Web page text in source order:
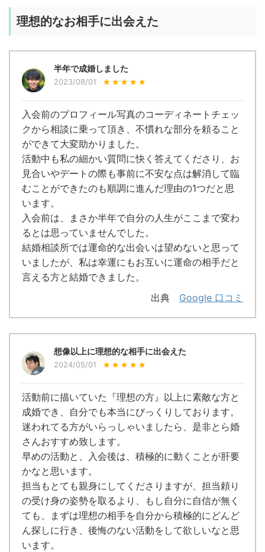
理想的なお相手に出会えた
半年で成婚しました
2023/08/01
入会前のプロフィール写真のコーディネートチェッ
クから相談に乗って頂き、不慣れな部分を頼ること
ができて大変助かりました。
活動中も私の細かい質問に快く答えてくださり、お
見合いやデートの際も事前に不安な点は解消して臨
むことができたのも順調に進んだ理由の1つだと思
います。
入会前は、まさか半年で自分の人生がここまで変わ
るとは思っていませんでした。
結婚相談所では運命的な出会いは望めないと思って
いましたが、私は幸運にもお互いに運命の相手だと
言える方と結婚できました。
出典 Google 口コミ
想像以上に理想的な相手に出会えた
2024/05/01
活動前に描いていた『理想の方』以上に素敵な方と
成婚でき、自分でも本当にびっくりしております。
迷われてる方がいらっしゃいましたら、是非とら婚
さんおすすめ致します。
早めの活動と、入会後は、積極的に動くことが肝要
かなと思います。
担当もとても親身にしてくださりますが、担当頼り
の受け身の姿勢を取るより、もし自分に自信が無く
ても、まずは理想の相手を自分から積極的にどんど
ん探しに行き、後悔のない活動をして欲しいなと思
います。